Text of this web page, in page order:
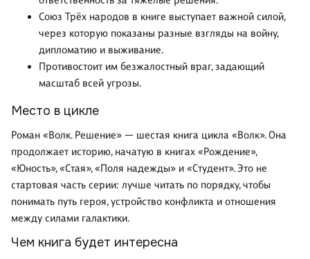
Союз Трёх народов в книге выступает важной силой,
через которую показаны разные взгляды на войну,
дипломатию и выживание.
Противостоит им безжалостный враг, задающий
масштаб всей угрозы.
Место в цикле
Роман «Волк. Решение» — шестая книга цикла «Волк». Она
продолжает историю, начатую в книгах «Рождение»,
«Юность», «Стая», «Поля надежды» и «Студент». Это не
стартовая часть серии: лучше читать по порядку, чтобы
понимать путь героя, устройство конфликта и отношения
между силами галактики.
Чем книга будет интересна